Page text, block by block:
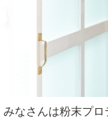
みなさんは粉末プ